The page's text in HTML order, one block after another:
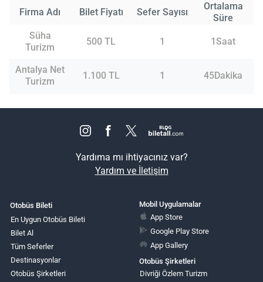
Firma Adı Bilet Fiyatı Sefer Sayısı
Ortalama
Süre
Süha
Turizm
500 TL 1 1Saat
Antalya Net
Turizm
1.100 TL 1 45Dakika
Yardıma mı ihtiyacınız var?
Yardım ve İletişim
Otobüs Bileti
En Uygun Otobüs Bileti
Bilet Al
Tüm Seferler
Destinasyonlar
Otobüs Şirketleri
Mobil Uygulamalar
App Store
Google Play Store
App Gallery
Otobüs Şirketleri
Divriği Özlem Turizm